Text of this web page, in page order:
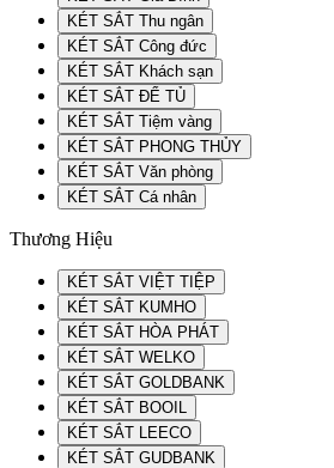
KÉT SẮT Thu ngân
KÉT SẮT Công đức
KÉT SẮT Khách sạn
KÉT SẮT ĐỂ TỦ
KÉT SẮT Tiệm vàng
KÉT SẮT PHONG THỦY
KÉT SẮT Văn phòng
KÉT SẮT Cá nhân
Thương Hiệu
KÉT SẮT VIỆT TIỆP
KÉT SẮT KUMHO
KÉT SẮT HÒA PHÁT
KÉT SẮT WELKO
KÉT SẮT GOLDBANK
KÉT SẮT BOOIL
KÉT SẮT LEECO
KÉT SẮT GUDBANK